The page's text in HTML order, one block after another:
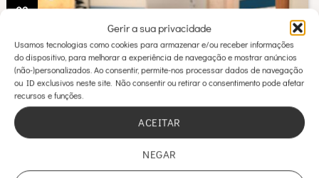
Gerir a sua privacidade
Usamos tecnologias como cookies para armazenar e/ou receber informações
do dispositivo, para melhorar a experiência de navegação e mostrar anúncios
(não-)personalizados. Ao consentir, permite-nos processar dados de navegação
ou ID exclusivos neste site. Não consentir ou retirar o consentimento pode afetar
recursos e funções.
ACEITAR
NEGAR
03